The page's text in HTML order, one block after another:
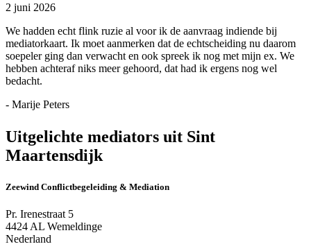
2 juni 2026
We hadden echt flink ruzie al voor ik de aanvraag indiende bij
mediatorkaart. Ik moet aanmerken dat de echtscheiding nu daarom
soepeler ging dan verwacht en ook spreek ik nog met mijn ex. We
hebben achteraf niks meer gehoord, dat had ik ergens nog wel
bedacht.
- Marije Peters
Uitgelichte mediators uit Sint
Maartensdijk
Zeewind Conflictbegeleiding & Mediation
Pr. Irenestraat 5
4424 AL Wemeldinge
Nederland